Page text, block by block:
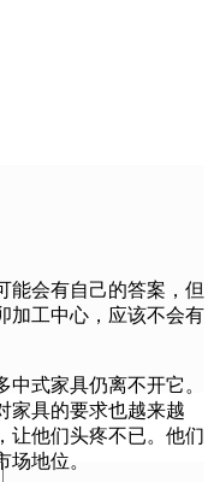
能会有自己的答案，但
加工中心，应该不会有
式家具仍离不开它。
家具的要求也越来越
让他们头疼不已。他们
地位。